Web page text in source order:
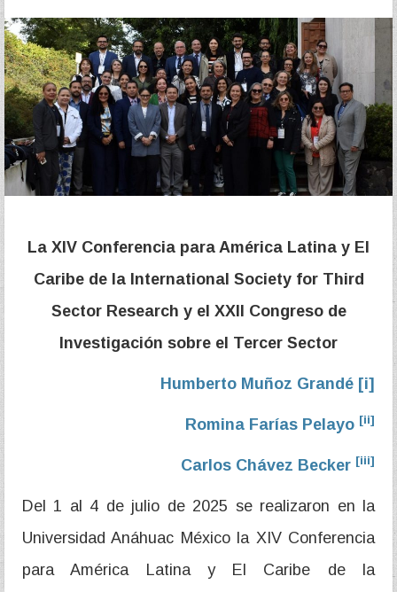
La XIV Conferencia para América Latina y El
Caribe de la International Society for Third
Sector Research y el XXII Congreso de
Investigación sobre el Tercer Sector
Humberto Muñoz Grandé [i]
Romina Farías Pelayo [ii]
Carlos Chávez Becker [iii]
Del 1 al 4 de julio de 2025 se realizaron en la
Universidad Anáhuac México la XIV Conferencia
para América Latina y El Caribe de la